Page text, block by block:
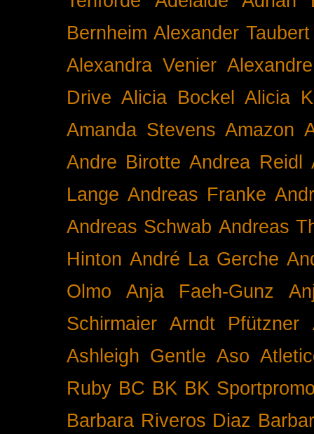
Bernheim Alexander Taubert
Alexandra Venier
Drive Alicia Bockel
Alicia
Amanda Stevens Amazon
Andre Birotte Andrea Reidl
Lange Andreas Franke
Andreas Schwab Andreas
Hinton André La Gerche
Olmo
Anja Faeh-Gunz
Schirmaier
Arndt Pfützner
Ashleigh Gentle Aso
Ruby BC BK BK
Barbara Riveros Diaz